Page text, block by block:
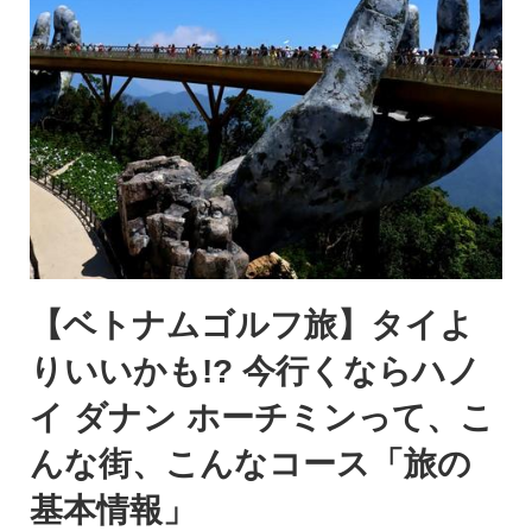
【ベトナムゴルフ旅】タイよ
りいいかも!? 今行くならハノ
イ ダナン ホーチミンって、こ
んな街、こんなコース「旅の
基本情報」